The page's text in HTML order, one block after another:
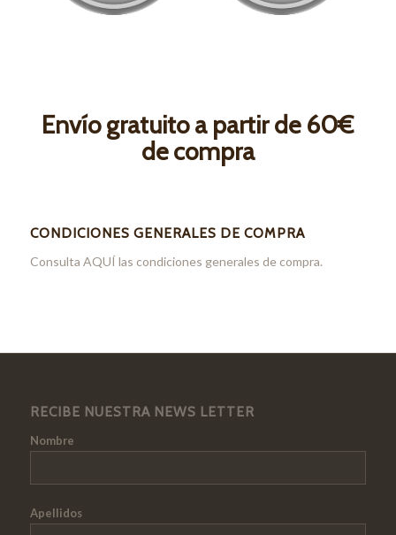
Envío gratuito a partir de 60€
de compra
CONDICIONES GENERALES DE COMPRA
Consulta AQUÍlas condiciones generales de compra.
RECIBE NUESTRA NEWS LETTER
Nombre
Apellidos